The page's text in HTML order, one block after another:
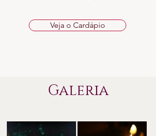
Veja o Cardápio
Galeria